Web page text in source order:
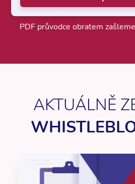
PDF průvodce obratem
AKTUÁLNĚ